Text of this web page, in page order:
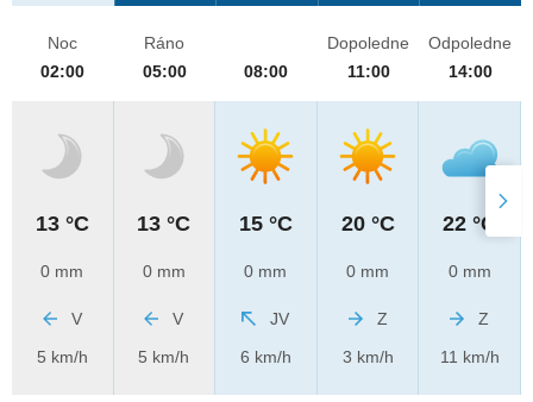
Noc
02:00
13 °C
0 mm
V
5 km/h
Ráno
05:00
13 °C
0 mm
V
5 km/h
08:00
15 °C
0 mm
JV
6 km/h
Dopoledne
11:00
20 °C
0 mm
Z
3 km/h
Odpoledne
14:00
22 °C
0 mm
Z
11 km/h